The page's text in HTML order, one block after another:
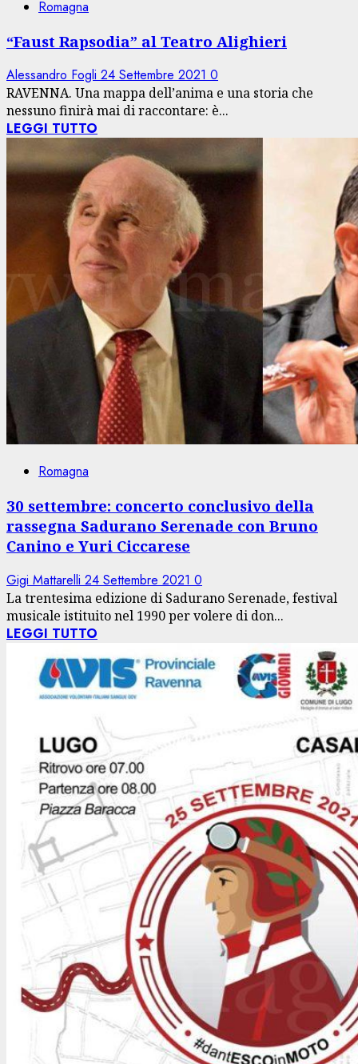
Romagna
“Faust Rapsodia” al Teatro Alighieri
Alessandro Fogli 24 Settembre 2021 0
RAVENNA. Una mappa dell’anima e una storia che
nessuno finirà mai di raccontare: è...
LEGGI TUTTO
Romagna
30 settembre: concerto conclusivo della
rassegna Sadurano Serenade con Bruno
Canino e Yuri Ciccarese
Gigi Mattarelli 24 Settembre 2021 0
La trentesima edizione di Sadurano Serenade, festival
musicale istituito nel 1990 per volere di don...
LEGGI TUTTO